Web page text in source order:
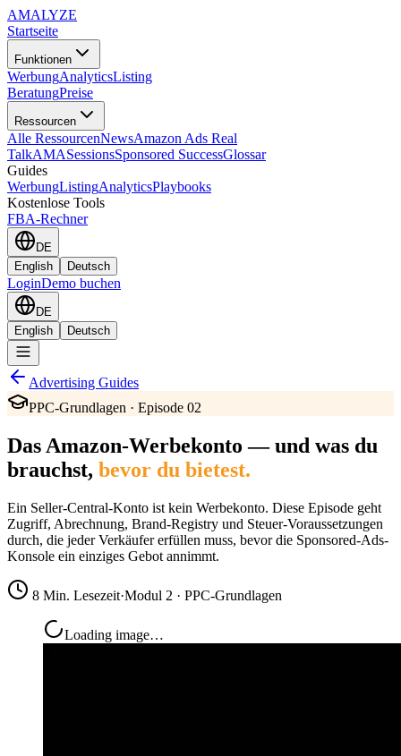
AMALYZE
Startseite
Funktionen
WerbungAnalyticsListing
BeratungPreise
Ressourcen
Alle RessourcenNewsAmazon Ads Real
TalkAMASessionsSponsored SuccessGlossar
Guides
WerbungListingAnalyticsPlaybooks
Kostenlose Tools
FBA-Rechner
DE
English
Deutsch
LoginDemo buchen
DE
English
Deutsch
Advertising Guides
PPC-Grundlagen · Episode 02
Das Amazon-Werbekonto — und was du
brauchst, bevor du bietest.
Ein Seller-Central-Konto ist kein Werbekonto. Diese Episode geht
Zugriff, Abrechnung, Brand-Registry und Steuer-Voraussetzungen
durch, die jeder Verkäufer erfüllen muss, bevor die Sponsored-Ads-
Konsole ein einziges Gebot annimmt.
8 Min. Lesezeit·Modul 2 · PPC-Grundlagen
Loading image…